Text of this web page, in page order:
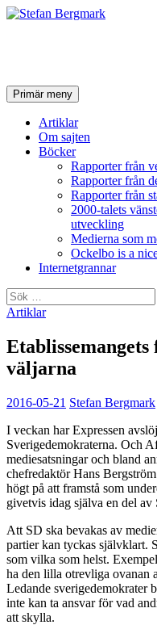
SökPrimär meny Hoppa
till
innehåll
Artiklar
Om sajten
Böcker
Rapporter från
Rapporter från
Rapporter från
2000-talets
utveckling
Medierna som
Ockelbo is a
Internetgrannar
Sök
efter:
Artiklar
väljarna
2016-05-21 Stefan Bergmark
I veckan har Expressen
Sverigedemokraterna. Och
mediesatsningar och bland
chefredaktör Hans
högt på att framstå som
givetvis idag själva en del av
Att SD ska bevakas av
partier kan tyckas självklart.
som vilka som helst.
ha den lilla otrevliga ovanan
Ledande sverigedemokrater
inte kan ta ansvar för vad
att skylla.